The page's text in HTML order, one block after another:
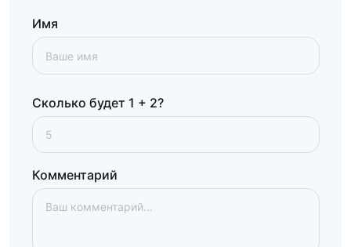
Имя
Сколько будет 1 + 2?
Комментарий